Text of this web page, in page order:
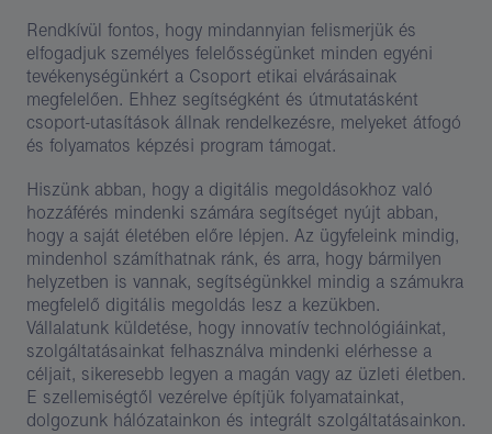
Rendkívül fontos, hogy mindannyian felismerjük és
elfogadjuk személyes felelősségünket minden egyéni
tevékenységünkért a Csoport etikai elvárásainak
megfelelően. Ehhez segítségként és útmutatásként
csoport-utasítások állnak rendelkezésre, melyeket átfogó
és folyamatos képzési program támogat.
Hiszünk abban, hogy a digitális megoldásokhoz való
hozzáférés mindenki számára segítséget nyújt abban,
hogy a saját életében előre lépjen. Az ügyfeleink mindig,
mindenhol számíthatnak ránk, és arra, hogy bármilyen
helyzetben is vannak, segítségünkkel mindig a számukra
megfelelő digitális megoldás lesz a kezükben.​
Vállalatunk küldetése, hogy innovatív technológiáinkat,
szolgáltatásainkat felhasználva mindenki elérhesse a
céljait, sikeresebb legyen a magán vagy az üzleti életben.
​E szellemiségtől vezérelve építjük folyamatainkat,
dolgozunk hálózatainkon és integrált szolgáltatásainkon.